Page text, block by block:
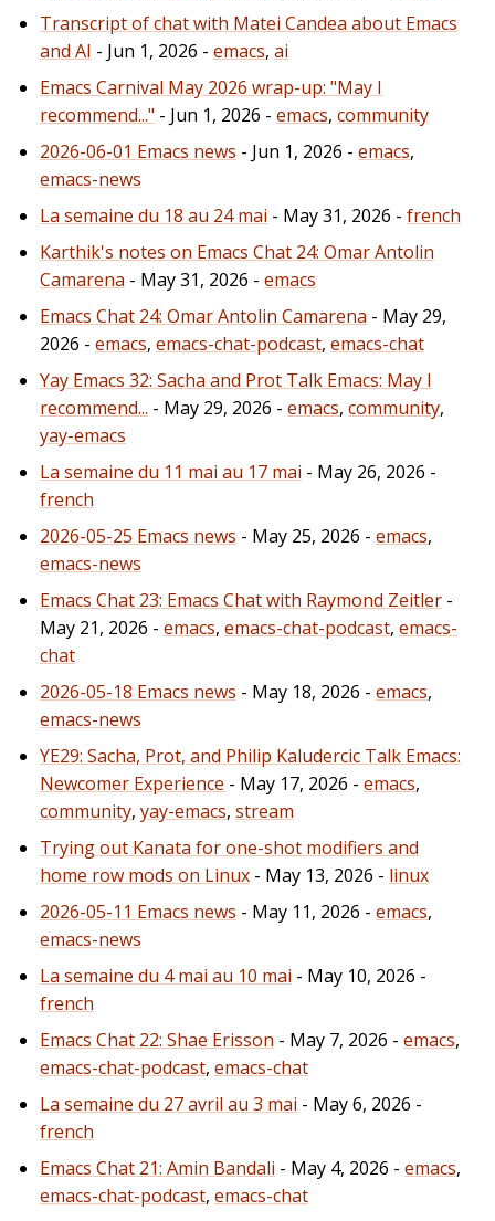
Transcript of chat with Matei Candea about Emacs
and AI - Jun 1, 2026 - emacs, ai
Emacs Carnival May 2026 wrap-up: "May I
recommend..." - Jun 1, 2026 - emacs, community
2026-06-01 Emacs news - Jun 1, 2026 - emacs,
emacs-news
La semaine du 18 au 24 mai - May 31, 2026 - french
Karthik's notes on Emacs Chat 24: Omar Antolin
Camarena - May 31, 2026 - emacs
Emacs Chat 24: Omar Antolin Camarena - May 29,
2026 - emacs, emacs-chat-podcast, emacs-chat
Yay Emacs 32: Sacha and Prot Talk Emacs: May I
recommend... - May 29, 2026 - emacs, community,
yay-emacs
La semaine du 11 mai au 17 mai - May 26, 2026 -
french
2026-05-25 Emacs news - May 25, 2026 - emacs,
emacs-news
Emacs Chat 23: Emacs Chat with Raymond Zeitler -
May 21, 2026 - emacs, emacs-chat-podcast, emacs-
chat
2026-05-18 Emacs news - May 18, 2026 - emacs,
emacs-news
YE29: Sacha, Prot, and Philip Kaludercic Talk Emacs:
Newcomer Experience - May 17, 2026 - emacs,
community, yay-emacs, stream
Trying out Kanata for one-shot modifiers and
home row mods on Linux - May 13, 2026 - linux
2026-05-11 Emacs news - May 11, 2026 - emacs,
emacs-news
La semaine du 4 mai au 10 mai - May 10, 2026 -
french
Emacs Chat 22: Shae Erisson - May 7, 2026 - emacs,
emacs-chat-podcast, emacs-chat
La semaine du 27 avril au 3 mai - May 6, 2026 -
french
Emacs Chat 21: Amin Bandali - May 4, 2026 - emacs,
emacs-chat-podcast, emacs-chat